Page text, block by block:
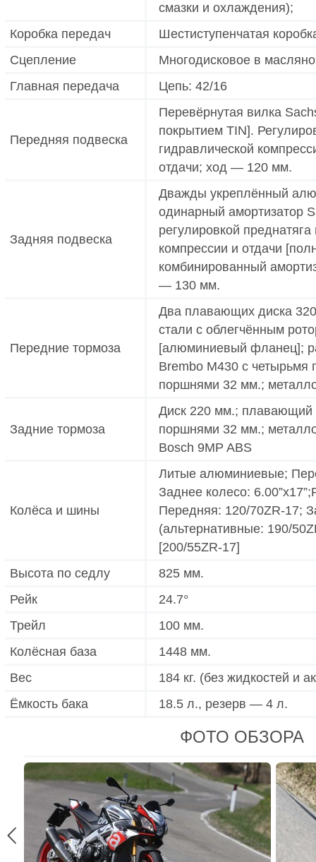
смазки и охлаждения);
Коробка передач
Шестиступенчатая
Сцепление
Многодисковое в
Главная передача
Цепь: 42/16
Передняя подвеска
Перевёрнутая вилка
покрытием TIN].
гидравлической
отдачи; ход — 120 мм.
Задняя подвеска
Дважды укреплённый
одинарный амортизатор
регулировкой
компрессии и отдачи
комбинированный
— 130 мм.
Передние тормоза
Два плавающих диска
стали с облегчённым
[алюминиевый фланец];
Brembo M430 с
поршнями 32 мм.;
Задние тормоза
Диск 220 мм.; плавающий
поршнями 32 мм.;
Bosch 9MP ABS
Колёса и шины
Литые алюминиевые;
Заднее колесо:
Передняя: 120/70ZR-17;
(альтернативные: 190/
[200/55ZR-17]
Высота по седлу
825 мм.
Рейк
24.7°
Трейл
100 мм.
Колёсная база
1448 мм.
Вес
184 кг. (без жидкостей и
Ёмкость бака
18.5 л., резерв — 4 л.
ФОТО ОБЗОРА
